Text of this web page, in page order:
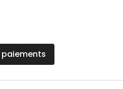
paiements